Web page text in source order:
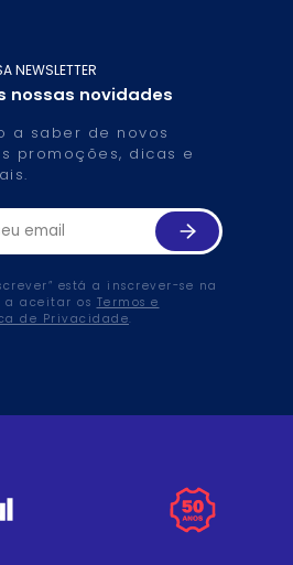
NEWSLETTER
nossas novidades
a saber de novos
promoções, dicas e
está a inscrever-se na
a aceitar os Termos e
de Privacidade.